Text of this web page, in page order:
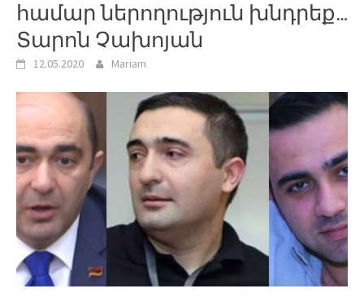
համար ներողություն խնդրեք…
Տարոն Չախոյան
12.05.2020 Mariam